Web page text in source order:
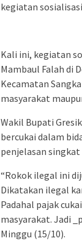
kegiatan
Kali ini, kegiatan
Mambaul Falah di
Kecamatan
masyarakat
Wakil Bupati
bercukai dalam
penjelasan
“Rokok ilegal ini
Dikatakan ilegal
Padahal pajak
masyarakat. Jadi
Minggu (15/10).